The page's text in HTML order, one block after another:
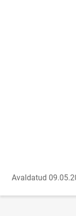
Avaldatud